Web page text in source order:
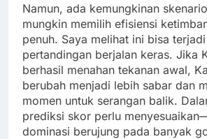
Namun, ada kemungkinan
mungkin memilih efisiensi
penuh. Saya melihat ini bisa
pertandingan berjalan keras. Jika
berhasil menahan tekanan awal,
berubah menjadi lebih sabar dan
momen untuk serangan balik.
prediksi skor perlu
dominasi berujung pada banyak